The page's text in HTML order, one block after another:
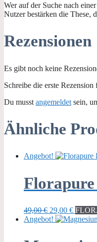
Wer auf der Suche nach
Nutzer bestärken die These,
Rezensionen
Es gibt noch keine
Schreibe die erste
Du musst angemeldet sein,
Ähnliche
Angebot!
49,00€ Ursprünglicher
Preis
29,00 €
Preis
Angebot!